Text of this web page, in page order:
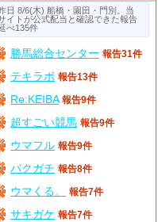
日 8/6(木) 船橋・園田・門別。当
イトが公式配当と確認できた報告
べ135件
勝馬総合センター 報告31件
テキラボ 報告13件
Re:KEIBA 報告9件
超すごい競馬 報告9件
ウマフル 報告9件
バクガチ 報告8件
ウマくる。 報告7件
サキガケ 報告7件